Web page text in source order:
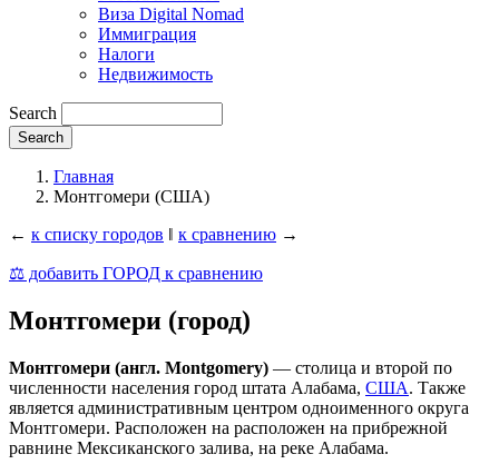
Виза Digital Nomad
Иммиграция
Налоги
Недвижимость
Search
Главная
Монтгомери (США)
← к списку городов ‖ к сравнению →
⚖️ добавить ГОРОД к сравнению
Монтгомери (город)
Монтгомери (англ. Montgomery) — столица и второй по
численности населения город штата Алабама, США. Также
является административным центром одноименного округа
Монтгомери. Расположен на расположен на прибрежной
равнине Мексиканского залива, на реке Алабама.